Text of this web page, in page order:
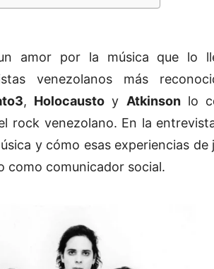
amor por la música que lo
venezolanos más
, Holocausto y Atkinsonlo
rock venezolano. En la
y cómo esas experiencias de
como comunicador social.